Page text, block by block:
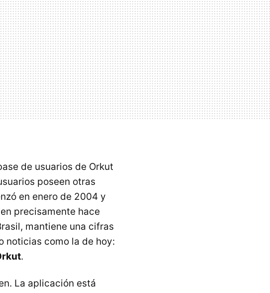
de usuarios de Orkut
poseen otras
en enero de 2004 y
precisamente hace
mantiene una cifras
noticias como la de hoy:
.
La aplicación está